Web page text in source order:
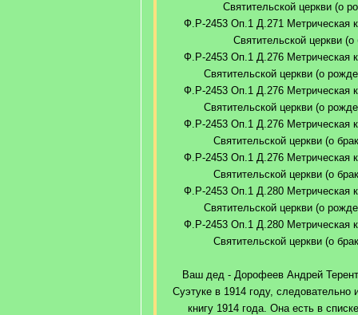
Святительской церкви (о
Ф.Р-2453 Оп.1 Д.271 Метрическая
Святительской церкви (о
Ф.Р-2453 Оп.1 Д.276 Метрическая
Святительской церкви (о
Ф.Р-2453 Оп.1 Д.276 Метрическая
Святительской церкви (о
Ф.Р-2453 Оп.1 Д.276 Метрическая
Святительской церкви (о
Ф.Р-2453 Оп.1 Д.276 Метрическая
Святительской церкви (о
Ф.Р-2453 Оп.1 Д.280 Метрическая
Святительской церкви (о
Ф.Р-2453 Оп.1 Д.280 Метрическая
Святительской церкви (о
Ваш дед - Дорофеев Андрей
Суэтуке в 1914 году, следовательно
книгу 1914 года. Она есть в